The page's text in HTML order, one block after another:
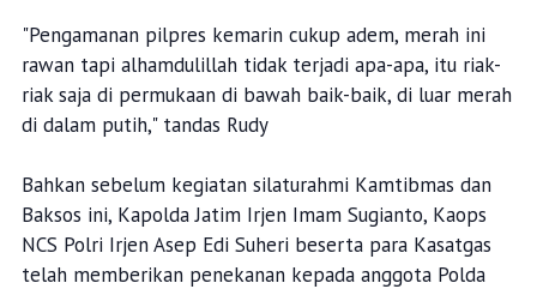
"Pengamanan pilpres kemarin cukup adem, merah ini
rawan tapi alhamdulillah tidak terjadi apa-apa, itu riak-
riak saja di permukaan di bawah baik-baik, di luar merah
di dalam putih," tandas Rudy
Bahkan sebelum kegiatan silaturahmi Kamtibmas dan
Baksos ini, Kapolda Jatim Irjen Imam Sugianto, Kaops
NCS Polri Irjen Asep Edi Suheri beserta para Kasatgas
telah memberikan penekanan kepada anggota Polda